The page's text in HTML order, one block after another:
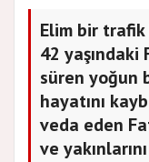
Elim bir trafik
42 yaşındaki
süren yoğun
hayatını
veda eden
ve